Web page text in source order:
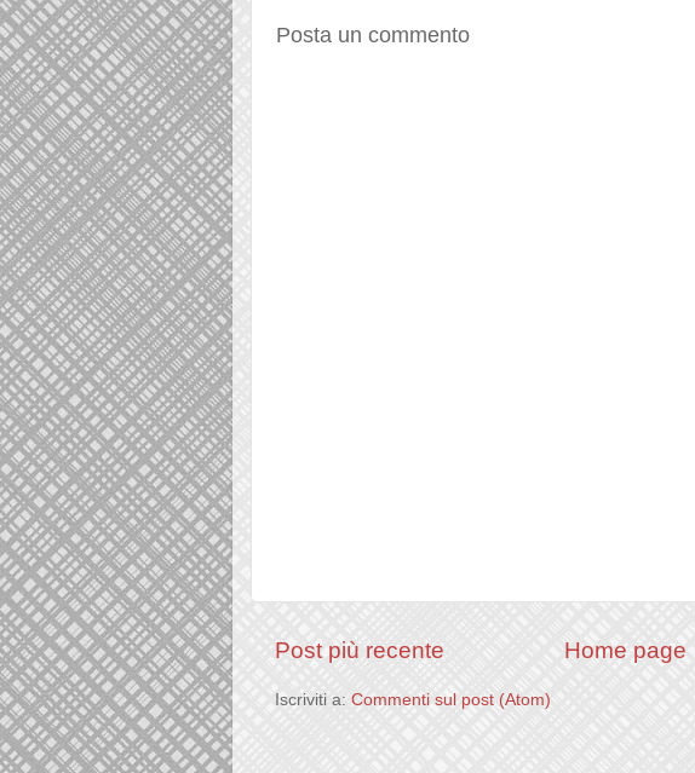
Posta un commento
Post più recente Home page
Iscriviti a: Commenti sul post (Atom)